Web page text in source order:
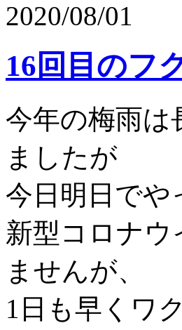
2020/08/01
16回目のフ
今年の梅雨は
ましたが
今日明日でや
新型コロナ
ませんが、
1日も早くワ